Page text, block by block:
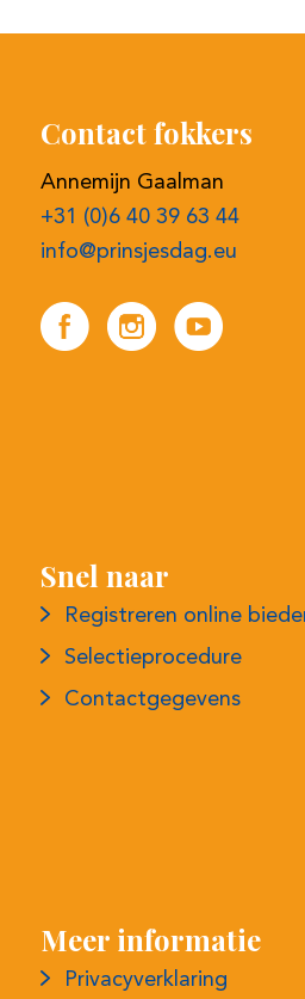
Annemijn Gaalman
+31 (0)6 40 39 63 44
info@prinsjesdag.eu
Registreren online bieden
Selectieprocedure
Contactgegevens
Privacyverklaring
Voorwaarden